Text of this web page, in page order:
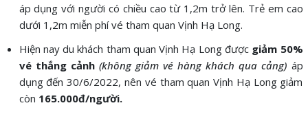
áp dụng với người có chiều cao từ 1,2m trở lên. Trẻ em cao
dưới 1,2m miễn phí vé tham quan Vịnh Hạ Long.
Hiện nay du khách tham quan Vịnh Hạ Long được giảm 50%
vé thắng cảnh (không giảm vé hàng khách qua cảng) áp
dụng đến 30/6/2022, nên vé tham quan Vịnh Hạ Long giảm
còn 165.000đ/người.